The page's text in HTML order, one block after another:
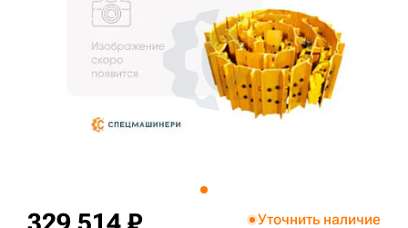
Уточнить наличие
sksale@skdst.ru
+7 (499) 394-50-93